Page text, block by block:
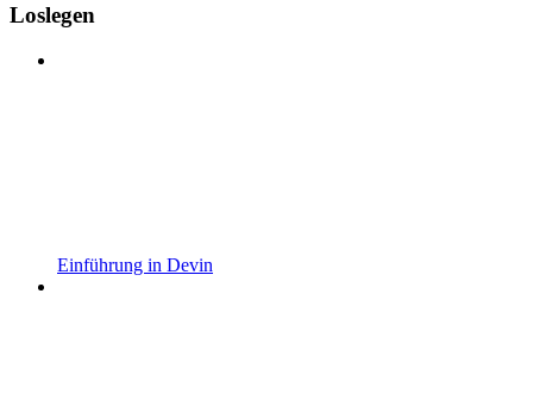
Loslegen
Einführung in Devin